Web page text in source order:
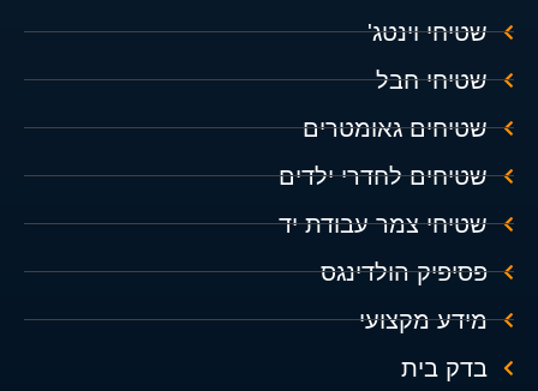
שטיחי וינטג'
שטיחי חבל
שטיחים גאומטרים
שטיחים לחדרי ילדים
שטיחי צמר עבודת יד
פסיפיק הולדינגס
מידע מקצועי
בדק בית